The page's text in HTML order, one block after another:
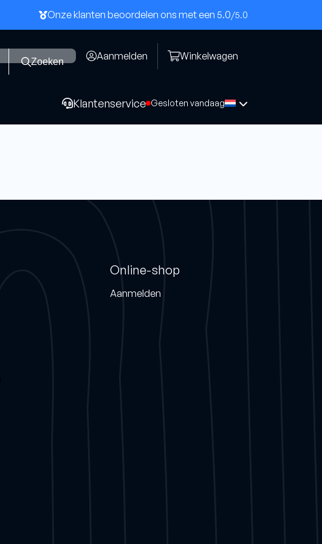
Onze klanten beoordelen ons met een 5.0/5.0
Zoeken Aanmelden Winkelwagen
Steen/cementdek
Vacuumbrazed
Klantenservice Gesloten vandaag
Online-shop
Aanmelden